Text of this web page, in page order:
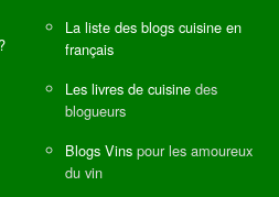
La liste des blogs cuisine en
français
Les livres de cuisine des
blogueurs
Blogs Vins pour les amoureux
du vin